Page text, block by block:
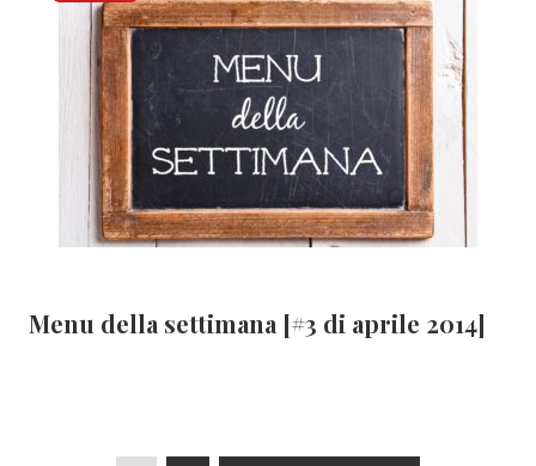
Menu della settimana [#3 di aprile 2014]